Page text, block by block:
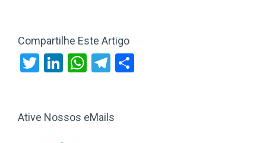
Compartilhe Este Artigo
Twitter
LinkedIn
WhatsApp
Telegram
Ative Nossos eMails